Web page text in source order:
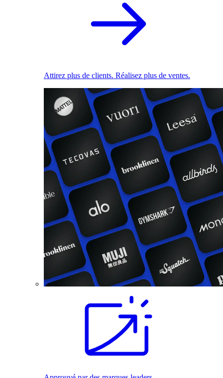
Attirez plus de clients. Réalisez plus de ventes.